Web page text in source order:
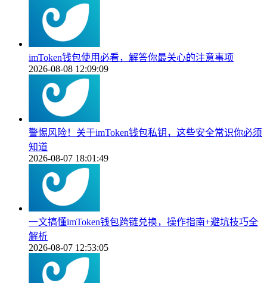
imToken钱包使用必看，解答你最关心的注意事项
2026-08-08 12:09:09
警惕风险！关于imToken钱包私钥，这些安全常识你必须
知道
2026-08-07 18:01:49
一文搞懂imToken钱包跨链兑换，操作指南+避坑技巧全
解析
2026-08-07 12:53:05